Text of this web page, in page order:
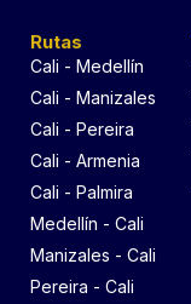
Rutas
Cali - Medellín
Cali - Manizales
Cali - Pereira
Cali - Armenia
Cali - Palmira
Medellín - Cali
Manizales - Cali
Pereira - Cali